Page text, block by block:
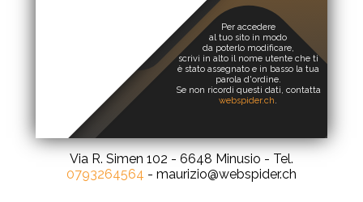
Per accedere
al tuo sito in modo
da poterlo modificare,
scrivi in alto il nome utente che ti
è stato assegnato e in basso la tua
parola d'ordine.
Se non ricordi questi dati, contatta
webspider.ch.
Via R. Simen 102 - 6648 Minusio - Tel.
0793264564 - maurizio@webspider.ch